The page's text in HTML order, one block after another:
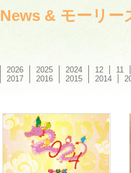
News & モーリー
2026 2025 2024 12 11
2017
2016 2015 2014